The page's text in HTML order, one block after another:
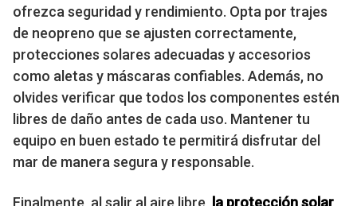
ofrezca seguridad y rendimiento. Opta por trajes
de neopreno que se ajusten correctamente,
protecciones solares adecuadas y accesorios
como aletas y máscaras confiables. Además, no
olvides verificar que todos los componentes estén
libres de daño antes de cada uso. Mantener tu
equipo en buen estado te permitirá disfrutar del
mar de manera segura y responsable.